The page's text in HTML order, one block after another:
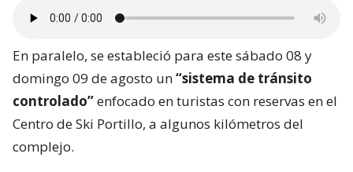
En paralelo, se estableció para este sábado 08 y
domingo 09 de agosto un“sistema de tránsito
controlado”enfocado en turistas con reservas en el
Centro de Ski Portillo, a algunos kilómetros del
complejo.